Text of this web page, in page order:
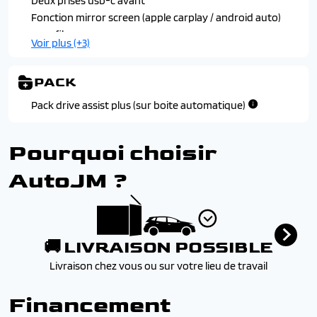
Fonction mirror screen (apple carplay / android auto)
sans fil
Peugeot connect radio avec ecran central tactile 10''
auto) sans fil
Peugeot i-cockpit 2d avec combine d'instrumentation
Voir plus (+3)
PACK
Pack drive assist plus (sur boite automatique)
Pourquoi choisir
AutoJM ?
🚚 LIVRAISON POSSIBLE
Livraison chez vous ou sur votre lieu de travail
Financement